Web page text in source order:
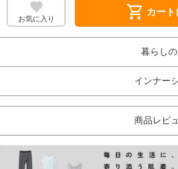
お気に入り shopping_cart カー
暮らし
インナー
商品レビ